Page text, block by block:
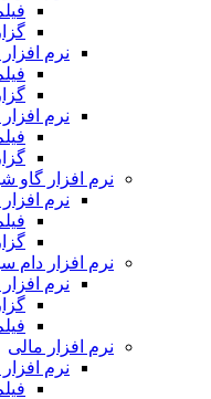
نرم افزار
نرم افزار
نرم افزار گاو
نرم افزار
نرم افزار دام
نرم افزار
نرم افزار مالی
نرم